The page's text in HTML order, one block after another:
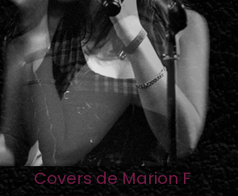
Covers de Marion F